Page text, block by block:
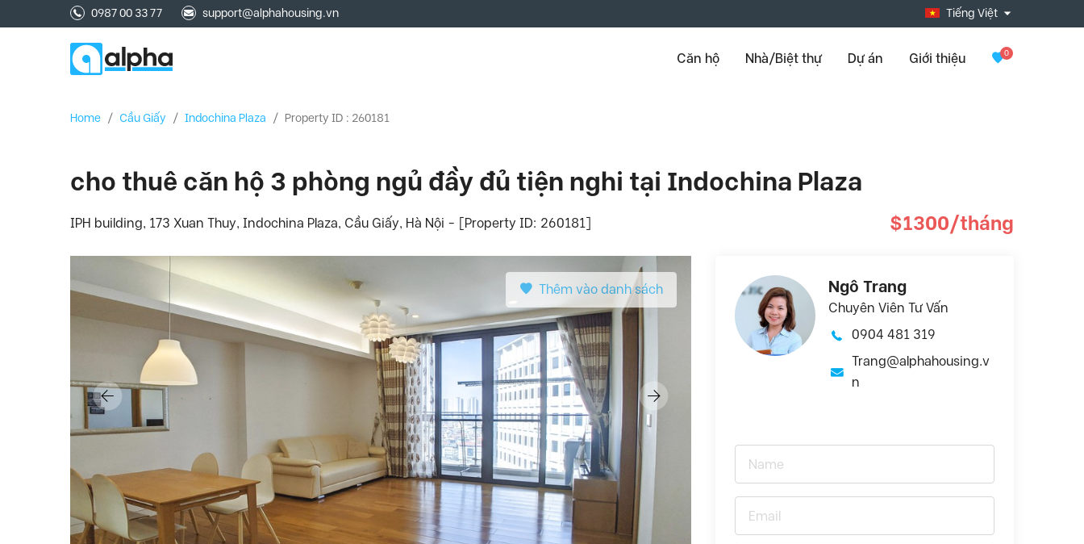
0987 00 33 77 support@alphahousing.vn Tiếng Việt
Căn hộ Nhà/Biệt thự Dự án Giới thiệu 0
Home / Cầu Giấy / Indochina Plaza / Property ID : 260181
cho thuê căn hộ 3 phòng ngủ đầy đủ tiện nghi tại Indochina Plaza
IPH building, 173 Xuan Thuy, Indochina Plaza, Cầu Giấy, Hà Nội - [Property ID: 260181] $1300/tháng
Thêm vào danh sách Ngô Trang
Chuyên Viên Tư Vấn
0904 481 319
Trang@alphahousing.v
n